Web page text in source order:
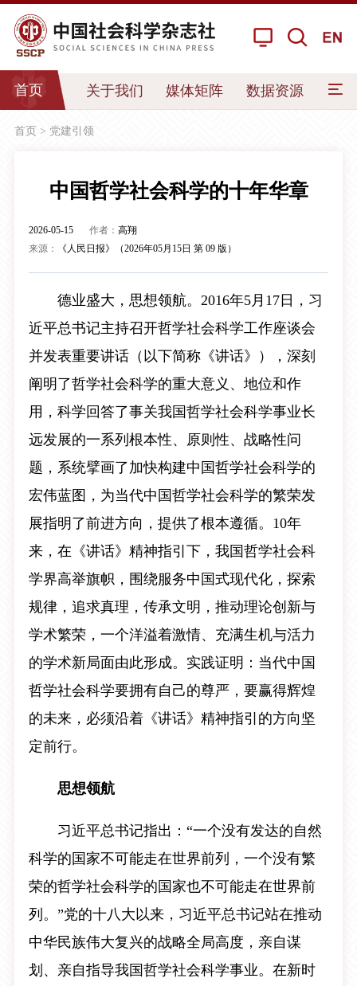
首页 关于我们 媒体矩阵 数据资源 我
首页> 党建引领
中国哲学社会科学的十年华章
2026-05-15 作者： 高翔
来源：
《人民日报》（2026年05月15日 第 09 版）
德业盛大，思想领航。2016年5月17日，习
近平总书记主持召开哲学社会科学工作座谈会
并发表重要讲话（以下简称《讲话》），深刻
阐明了哲学社会科学的重大意义、地位和作
用，科学回答了事关我国哲学社会科学事业长
远发展的一系列根本性、原则性、战略性问
题，系统擘画了加快构建中国哲学社会科学的
宏伟蓝图，为当代中国哲学社会科学的繁荣发
展指明了前进方向，提供了根本遵循。10年
来，在《讲话》精神指引下，我国哲学社会科
学界高举旗帜，围绕服务中国式现代化，探索
规律，追求真理，传承文明，推动理论创新与
学术繁荣，一个洋溢着激情、充满生机与活力
的学术新局面由此形成。实践证明：当代中国
哲学社会科学要拥有自己的尊严，要赢得辉煌
的未来，必须沿着《讲话》精神指引的方向坚
定前行。
思想领航
习近平总书记指出：“一个没有发达的自然
科学的国家不可能走在世界前列，一个没有繁
荣的哲学社会科学的国家也不可能走在世界前
列。”党的十八大以来，习近平总书记站在推动
中华民族伟大复兴的战略全局高度，亲自谋
划、亲自指导我国哲学社会科学事业。在新时